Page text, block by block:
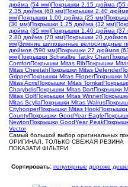
дюйма (54 мм)Покрышки 2.15 дюйма (55
2.35 дюйма (60 мм)Покрышки 2.40
мм)Покрышки 1.00 дюйма (25 мм)
(30 мм)Покрышки 1.25 дюйма (32 мм)
дюйма (35 мм)Покрышки 1.40 дюйма (37
2.80 дюйма (70 мм)Покрышки 20
мм)Зимние шипованные велосипедные
дюймов (590 мм)Покрышки 27 дюймов
мм)Покрышки Schwalbe Tacky Chan
ComfortПокрышки Mitas RibПокрышки
Mitas CheetahПокрышки Mitas Defender
GripperПокрышки Mitas FlipperПокрышки
Mitas AcrisПокрышки Mitas Tomkat
CharybdisПокрышки Mitas DartПокрышки
Mitas GolfПокрышки Mitas Winner
Mitas ScyllaПокрышки Mitas Walrus
CityhopperПокрышки Mitas Hook
CountyПокрышки GoodYear Eagle
NewtonПокрышки GoodYear Peak
Vector
Самый большой выбор оригинальных
ОРИГИНАЛ, ТОЛЬКО СВЕЖАЯ РЕЗИНА
ПОКАЗАТИ ФІЛЬТРИ
Сортировать: популярные дороже